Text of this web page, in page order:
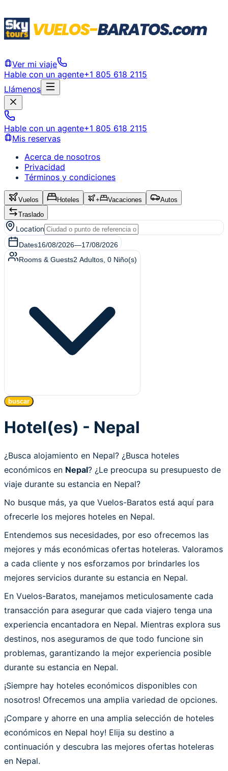
Ver mi viaje
Hable con un agente+1 805 618 2115
Llámenos
Hable con un agente+1 805 618 2115
Mis reservas
Acerca de nosotros
Privacidad
Términos y condiciones
Vuelos Hoteles + Vacaciones
Autos
Traslado
Location
Dates16/08/2026—17/08/2026
Rooms & Guests2 Adultos 0 Niño(s)
buscar
Hotel(es) - Nepal
¿Busca alojamiento en Nepal? ¿Busca hoteles
económicos en Nepal? ¿Le preocupa su presupuesto de
viaje durante su estancia en Nepal?
No busque más, ya que Vuelos-Baratos está aquí para
ofrecerle los mejores hoteles en Nepal.
Entendemos sus necesidades, por eso ofrecemos las
mejores y más económicas ofertas hoteleras. Valoramos
a cada cliente y nos esforzamos por brindarles los
mejores servicios durante su estancia en Nepal.
En Vuelos-Baratos, manejamos meticulosamente cada
transacción para asegurar que cada viajero tenga una
experiencia encantadora en Nepal. Mientras explora sus
destinos, nos aseguramos de que todo funcione sin
problemas, garantizando la mejor experiencia posible
durante su estancia en Nepal.
¡Siempre hay hoteles económicos disponibles con
nosotros! Ofrecemos una amplia variedad de opciones.
¡Compare y ahorre en una amplia selección de hoteles
económicos en Nepal hoy! Elija su destino a
continuación y descubra las mejores ofertas hoteleras
en Nepal.